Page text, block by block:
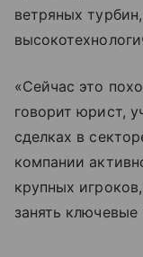
ветряных
«Сейчас это
говорит юрист,
сделках в
компании
крупных
занять